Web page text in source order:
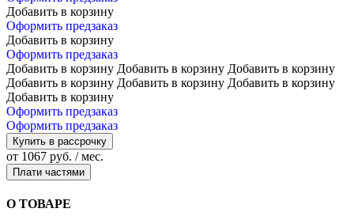
Добавить в корзину
Оформить предзаказ
Добавить в корзину
Оформить предзаказ
Добавить в корзину Добавить в корзину Добавить в корзину
Добавить в корзину Добавить в корзину Добавить в корзину
Добавить в корзину
Оформить предзаказ
Оформить предзаказ
Купить в рассрочку
от 1067 руб. / мес.
Плати частями
О ТОВАРЕ